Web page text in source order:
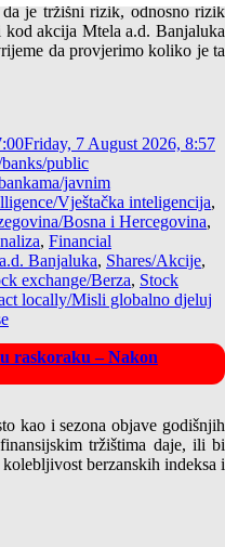
je tržišni rizik, odnosno rizik
akcija Mtela a.d. Banjaluka
da provjerimo koliko je ta
Friday, 7 August 2026, 8:57
public
javnim
Vještačka inteligencija,
Bosna i Hercegovina,
, Financial
Banjaluka, Shares/Akcije,
exchange/Berza, Stock
locally/Misli globalno djeluj
raskoraku – Nakon
kao i sezona objave godišnjih
tržištima daje, ili bi
berzanskih indeksa i